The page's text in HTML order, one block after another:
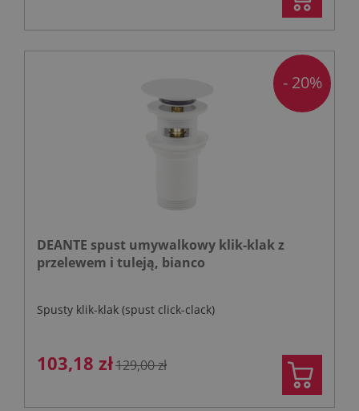
DEANTE spust umywalkowy klik-klak z
przelewem i tuleją, bianco
Spusty klik-klak (spust click-clack)
103,18 zł129,00 zł
- 20%